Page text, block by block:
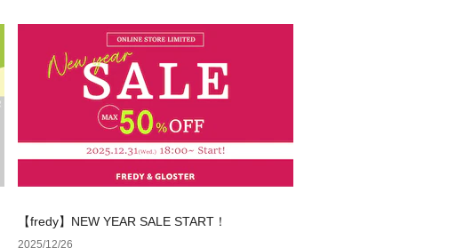
【fredy】NEW YEAR SALE START！
2025/12/26